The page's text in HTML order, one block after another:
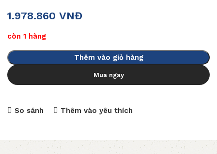
1.978.860 VNĐ
còn 1 hàng
Thêm vào giỏ hàng
Mua ngay
So sánh Thêm vào yêu thích